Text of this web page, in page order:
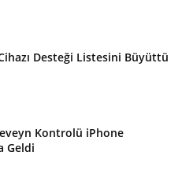
Desteği Listesini Büyüttü
Kontrolü iPhone
Geldi